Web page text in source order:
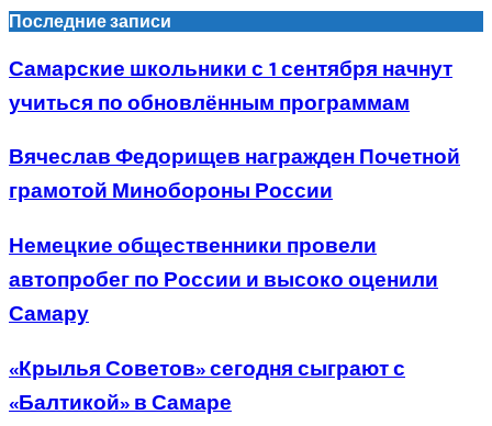
Последние записи
Самарские школьники с 1 сентября начнут
учиться по обновлённым программам
Вячеслав Федорищев награжден Почетной
грамотой Минобороны России
Немецкие общественники провели
автопробег по России и высоко оценили
Самару
«Крылья Советов» сегодня сыграют с
«Балтикой» в Самаре